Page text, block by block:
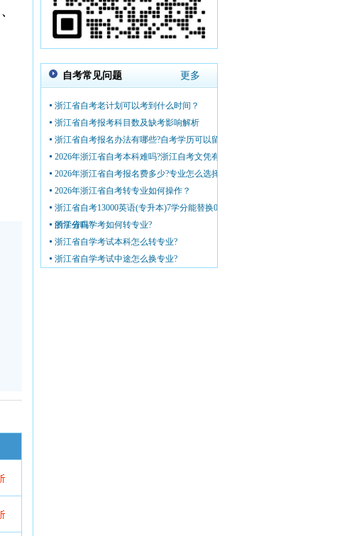
、
自考常见问题 更多
浙江省自考老计划可以考到什么时间？
浙江省自考报考科目数及缺考影响解析
浙江省自考报名办法有哪些?自考学历可以留学吗?
2026年浙江省自考本科难吗?浙江自考文凭有啥用?
2026年浙江省自考报名费多少?专业怎么选择？
2026年浙江省自考转专业如何操作？
浙江省自考13000英语(专升本)7学分能替换00015英语(二)14
的学分吗?
浙江省自学考如何转专业?
浙江省自学考试本科怎么转专业?
浙江省自学考试中途怎么换专业?